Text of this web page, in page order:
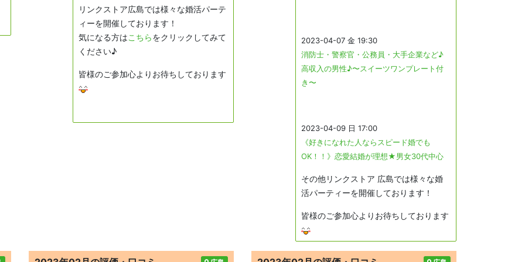
リンクストア広島では様々な婚活パーテ
ィーを開催しております！
気になる方はこちらをクリックしてみて
ください♪
皆様のご参加心よりお待ちしております
2023-04-07 金 19:30
消防士・警察官・公務員・大手企業など♪
高収入の男性♪〜スイーツワンプレート付
き〜
2023-04-09 日 17:00
《好きになれた人ならスピード婚でも
OK！！》恋愛結婚が理想★男女30代中心
その他リンクストア 広島では様々な婚
活パーティーを開催しております！
皆様のご参加心よりお待ちしております